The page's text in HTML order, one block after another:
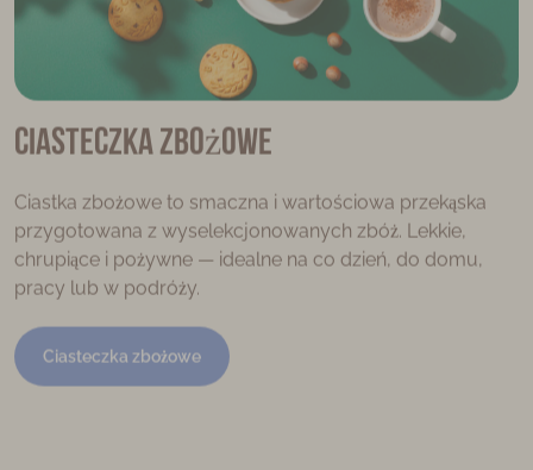
Ciasteczka zbożowe
Ciastka zbożowe to smaczna i wartościowa przekąska
przygotowana z wyselekcjonowanych zbóż. Lekkie,
chrupiące i pożywne — idealne na co dzień, do domu,
pracy lub w podróży.
Ciasteczka zbożowe